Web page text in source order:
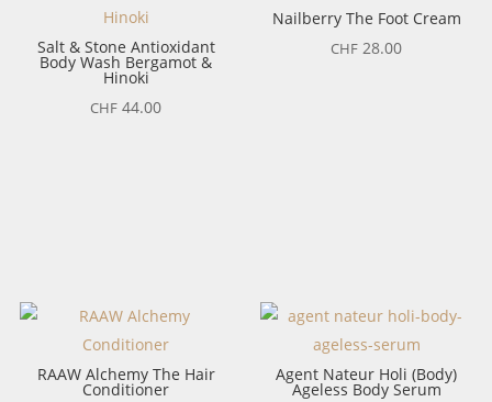
Salt & Stone Antioxidant
Body Wash Bergamot &
Hinoki
CHF 44.00
Nailberry The Foot Cream
CHF 28.00
RAAW Alchemy The Hair
Conditioner
Agent Nateur Holi (Body)
Ageless Body Serum